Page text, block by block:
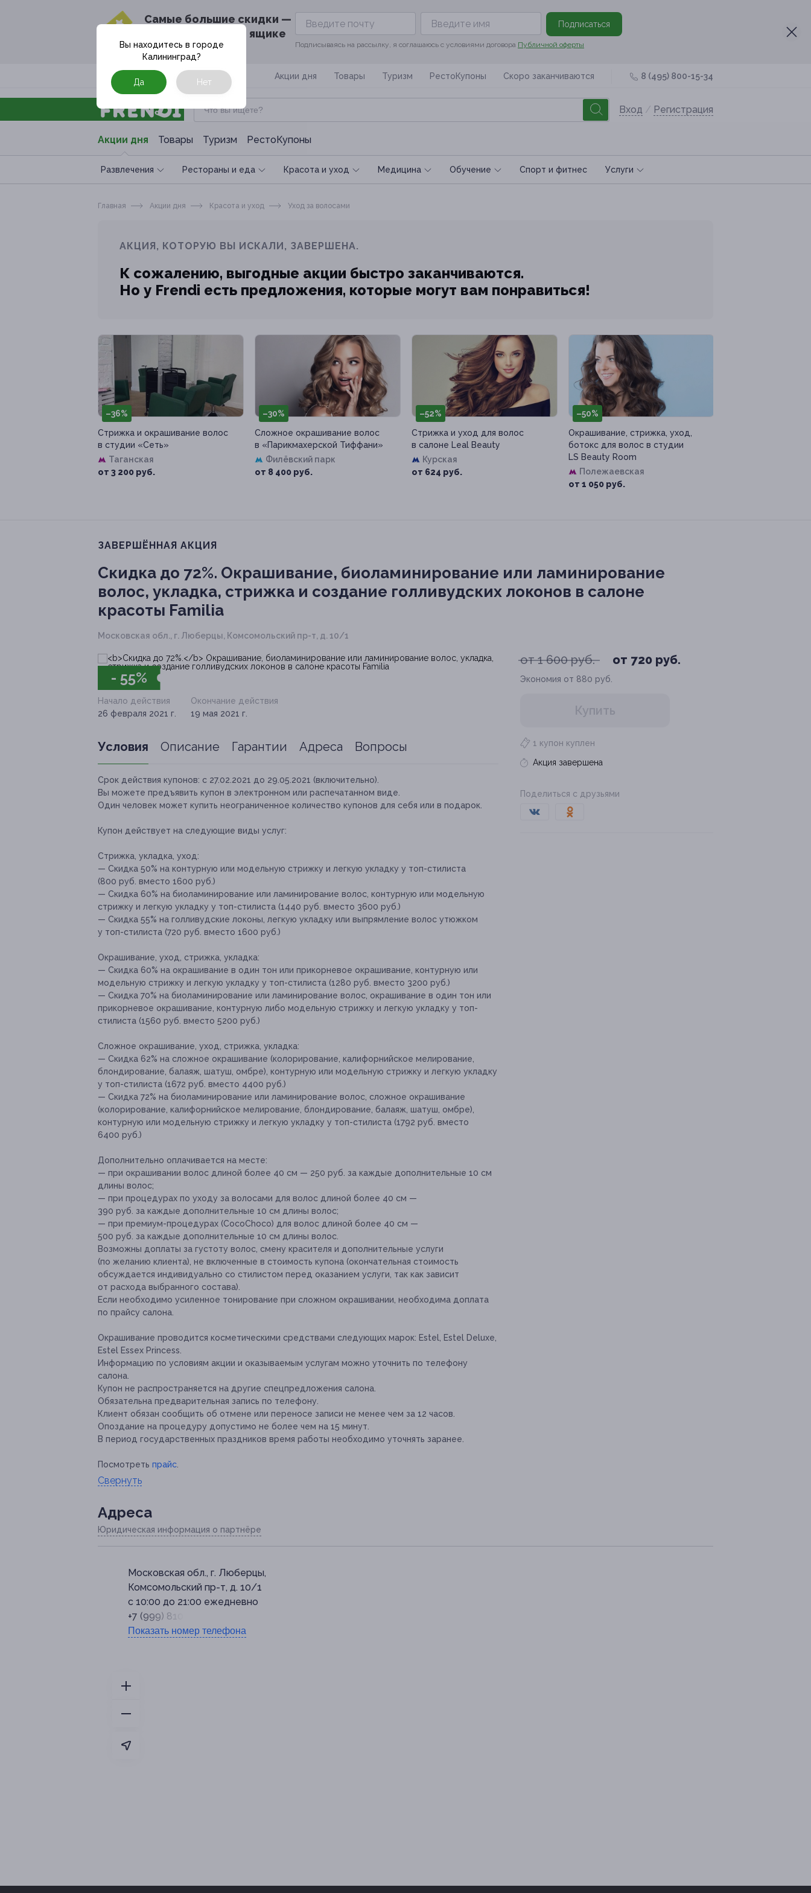
Cамые большие скидки —
в твоём почтовом ящике
Подписаться
Подписываясь на рассылку, я соглашаюсь с условиями договора Публичной оферты
Москва Акции дня Товары Туризм РестоКупоны Скоро заканчиваются 8 (495) 800-15-34
Вход / Регистрация
Акции дня Товары Туризм РестоКупоны
Развлечения Рестораны и еда Красота и уход Медицина Обучение Спoрт и фитнес Услуги
Вы находитесь в городе
Калининград?
Да Нет
Главная Акции дня Красота и уход Уход за волосами
АКЦИЯ, КОТОРУЮ ВЫ ИСКАЛИ, ЗАВЕРШЕНА.
К сожалению, выгодные акции быстро заканчиваются.
Но у Frendi есть предложения, которые могут вам понравиться!
–36%
Стрижка и окрашивание волос
в студии «Сеть»
Таганская
от 3 200 руб.
–30%
Сложное окрашивание волос
в «Парикмахерской Тиффани»
Филёвский парк
от 8 400 руб.
–52%
Стрижка и уход для волос
в салоне Leal Вeauty
Курская
от 624 руб.
–50%
Окрашивание, стрижка, уход,
ботокс для волос в студии
LS Beauty Room
Полежаевская
от 1 050 руб.
ЗАВЕРШЁННАЯ АКЦИЯ
Скидка до 72%. Окрашивание, биоламинирование или ламинирование
волос, укладка, стрижка и создание голливудских локонов в салоне
красоты Familia
Московская обл., г. Люберцы, Комсомольский пр-т, д. 10/1
- 55%
от 1 600 руб. от 720 руб.
Экономия от 880 руб.
Купить
1 купон куплен
Акция завершена
Поделиться с друзьями
Начало действия
26 февраля 2021 г.
Окончание действия
19 мая 2021 г.
Условия Описание Гарантии Адреса Вопросы
Срок действия купонов: с 27.02.2021 до 29.05.2021 (включительно).
Вы можете предъявить купон в электронном или распечатанном виде.
Один человек может купить неограниченное количество купонов для себя или в подарок.
Купон действует на следующие виды услуг:
Стрижка, укладка, уход:
— Скидка 50% на контурную или модельную стрижку и легкую укладку у топ-стилиста
(800 руб. вместо 1600 руб.)
— Скидка 60% на биоламинирование или ламинирование волос, контурную или модельную
стрижку и легкую укладку у топ-стилиста (1440 руб. вместо 3600 руб.)
— Скидка 55% на голливудские локоны, легкую укладку или выпрямление волос утюжком
у топ-стилиста (720 руб. вместо 1600 руб.)
Окрашивание, уход, стрижка, укладка:
— Скидка 60% на окрашивание в один тон или прикорневое окрашивание, контурную или
модельную стрижку и легкую укладку у топ-стилиста (1280 руб. вместо 3200 руб.)
— Скидка 70% на биоламинирование или ламинирование волос, окрашивание в один тон или
прикорневое окрашивание, контурную либо модельную стрижку и легкую укладку у топ-
стилиста (1560 руб. вместо 5200 руб.)
Сложное окрашивание, уход, стрижка, укладка:
— Скидка 62% на сложное окрашивание (колорирование, калифорнийское мелирование,
блондирование, балаяж, шатуш, омбре), контурную или модельную стрижку и легкую укладку
у топ-стилиста (1672 руб. вместо 4400 руб.)
— Скидка 72% на биоламинирование или ламинирование волос, сложное окрашивание
(колорирование, калифорнийское мелирование, блондирование, балаяж, шатуш, омбре),
контурную или модельную стрижку и легкую укладку у топ-стилиста (1792 руб. вместо
6400 руб.)
Дополнительно оплачивается на месте:
— при окрашивании волос длиной более 40 см — 250 руб. за каждые дополнительные 10 см
длины волос;
— при процедурах по уходу за волосами для волос длиной более 40 см —
390 руб. за каждые дополнительные 10 см длины волос;
— при премиум-процедурах (CocoChoco) для волос длиной более 40 см —
500 руб. за каждые дополнительные 10 см длины волос.
Возможны доплаты за густоту волос, смену красителя и дополнительные услуги
(по желанию клиента), не включенные в стоимость купона (окончательная стоимость
обсуждается индивидуально со стилистом перед оказанием услуги, так как зависит
от расхода выбранного состава).
Если необходимо усиленное тонирование при сложном окрашивании, необходима доплата
по прайсу салона.
Окрашивание проводится косметическими средствами следующих марок: Estel, Estel Deluxe,
Estel Essex Princess.
Информацию по условиям акции и оказываемым услугам можно уточнить по телефону
салона.
Купон не распространяется на другие спецпредложения салона.
Обязательна предварительная запись по телефону.
Клиент обязан сообщить об отмене или переносе записи не менее чем за 12 часов.
Опоздание на процедуру допустимо не более чем на 15 минут.
В период государственных праздников время работы необходимо уточнять заранее.
Посмотреть прайс
Свернуть
Адресa
Юридическая информация о партнёре
Московская обл., г. Люберцы,
Комсомольский пр-т, д. 10/1
с 10:00 до 21:00 ежедневно
+7 (999) 810-36-46
Показать номер телефона